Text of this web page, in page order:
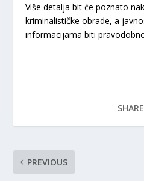
Više detalja bit će poznato
kriminalističke obrade, a
informacijama biti
PREVIOUS